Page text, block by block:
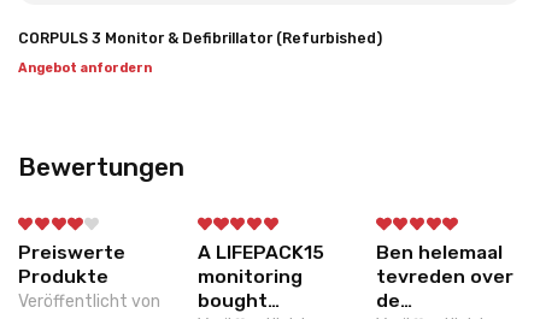
CORPULS 3 Monitor & Defibrillator (Refurbished)
Angebot anfordern
Bewertungen
Preiswerte
Produkte
Veröffentlicht von
A LIFEPACK15
monitoring
bought…
Ben helemaal
tevreden over
de…